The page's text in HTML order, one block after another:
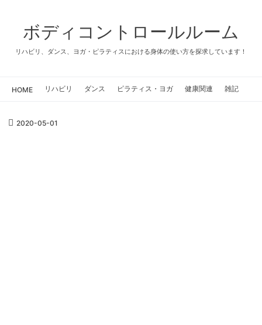
ボディコントロールルーム
リハビリ、ダンス、ヨガ・ピラティスにおける身体の使い方を探求しています！
HOME リハビリ ダンス ピラティス・ヨガ 健康関連 雑記
2020-05-01